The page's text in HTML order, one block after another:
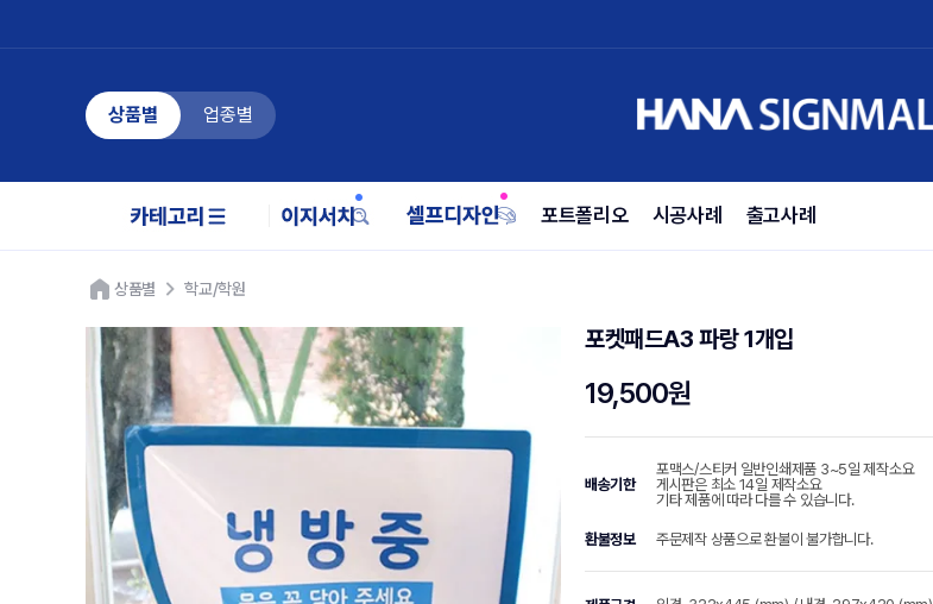
상품별 업종별
포트폴리오 시공사례 출고사례
상품별 학교/학원
포켓패드A3 파랑 1개입
19,500원
배송기한
포맥스/스티커 일반인쇄제품 3~5일 제작소요
게시판은 최소 14일 제작소요
기타 제품에 따라 다를 수 있습니다.
환불정보 주문제작 상품으로 환불이 불가합니다.